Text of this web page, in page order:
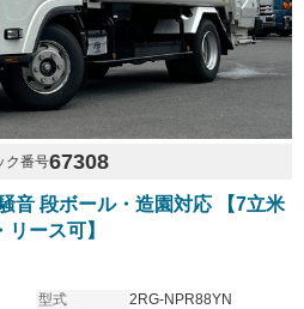
ク番号67308
音 段ボール・造園対応 【7立米
ース可】
型式
2RG-NPR88YN